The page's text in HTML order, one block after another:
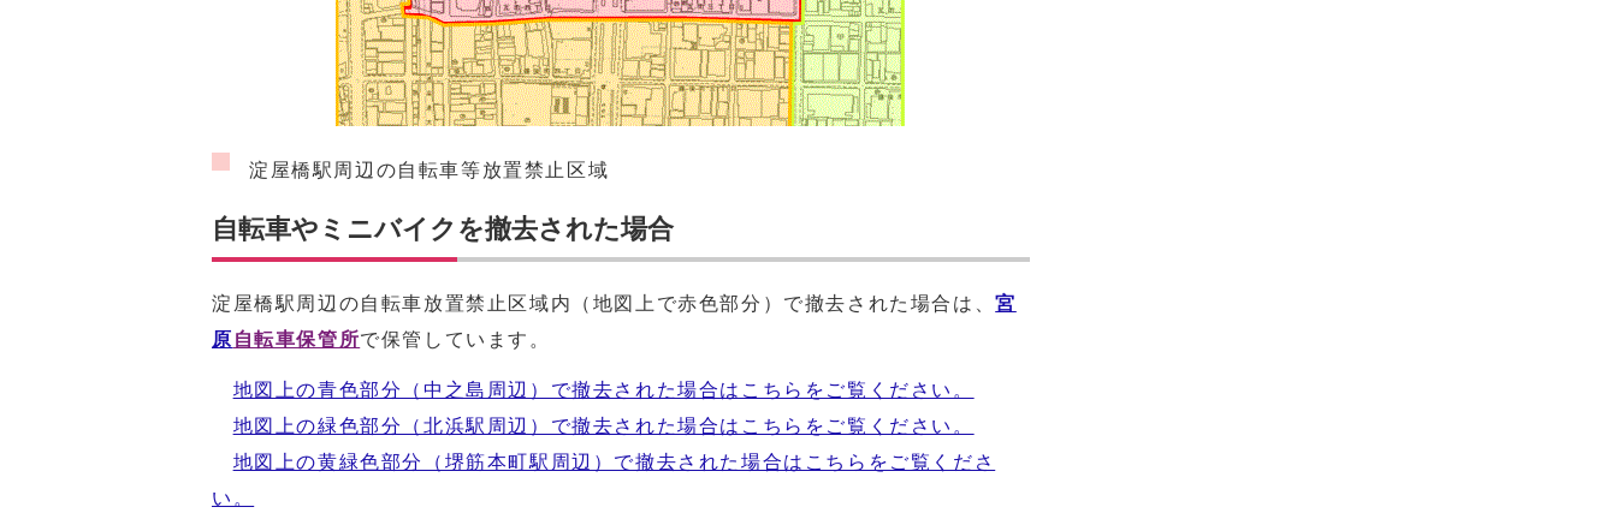
淀屋橋駅周辺の自転車等放置禁止区域
自転車やミニバイクを撤去された場合
淀屋橋駅周辺の自転車放置禁止区域内（地図上で赤色部分）で撤去された場合は、宮
原 自転車保管所で保管しています。
地図上の青色部分（中之島周辺）で撤去された場合はこちらをご覧ください。
地図上の緑色部分（北浜駅周辺）で撤去された場合はこちらをご覧ください。
地図上の黄緑色部分（堺筋本町駅周辺）で撤去された場合はこちらをご覧くださ
い。